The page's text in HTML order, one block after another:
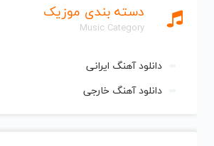
دسته بندی موزیک
Music Category
دانلود آهنگ ایرانی
دانلود آهنگ خارجی